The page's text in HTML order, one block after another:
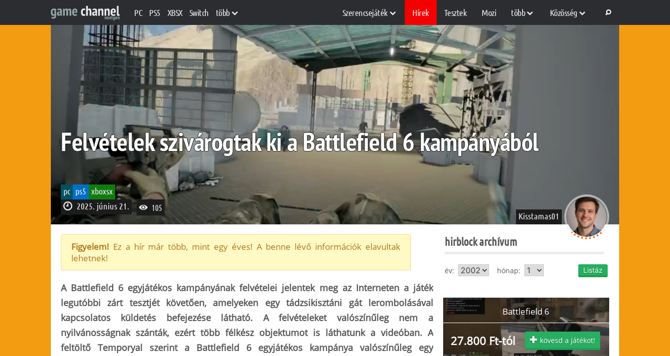
PC PS5 XBSX Switch több Szerencsejáték Hírek Tesztek Mozi több Közösség
Felvételek szivárogtak ki a Battlefield 6 kampányából
pc ps5 xboxsx
2025. június 21.
105
Kisstamas01
Figyelem! Ez a hír már több, mint egy éves! A benne lévő információk elavultak
lehetnek!
A Battlefield 6 egyjátékos kampányának felvételei jelentek meg az Interneten a játék
legutóbbi zárt tesztjét követően, amelyeken egy tádzsikisztáni gát lerombolásával
kapcsolatos küldetés befejezése látható. A felvételeket valószínűleg nem a
nyilvánosságnak szánták, ezért több félkész objektumot is láthatunk a videóban. A
feltöltő Temporyal szerint a Battlefield 6 egyjátékos kampánya valószínűleg egy
hirblock archívum
év: hónap:
Battlefield 6
27.800 Ft-tól kövesd a játékot!